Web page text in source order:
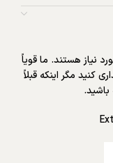
نیاز هستند. ما قویاً
کنید مگر اینکه قبلاً
باشید.